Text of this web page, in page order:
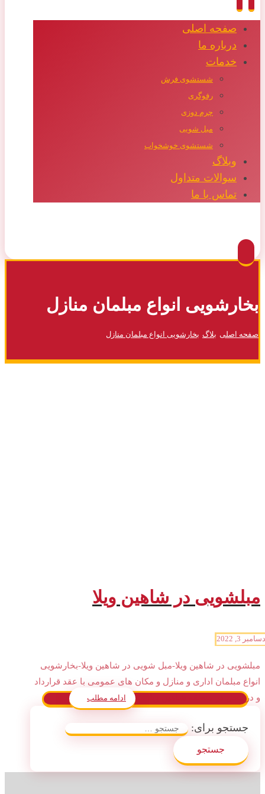
صفحه اصلی
درباره ما
خدمات
شستشوی فرش
رفوگری
چرم دوزی
مبل شویی
شستشوی خوشخواب
وبلاگ
سوالات متداول
تماس با ما
بخارشویی انواع مبلمان منازل
صفحه اصلی بلاگ بخارشویی انواع مبلمان منازل
مبلشویی در شاهین ویلا
دسامبر 3, 2022
مبلشویی در شاهین ویلا-مبل شویی در شاهین ویلا-بخارشویی
انواع مبلمان اداری و منازل و مکان های عمومی با عقد قرارداد
و در محل در منطقه شاهین ویلا ...
ادامه مطلب
جستجو برای: